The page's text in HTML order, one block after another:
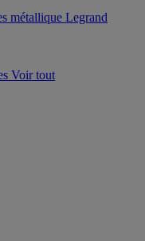
métallique Legrand
Voir tout